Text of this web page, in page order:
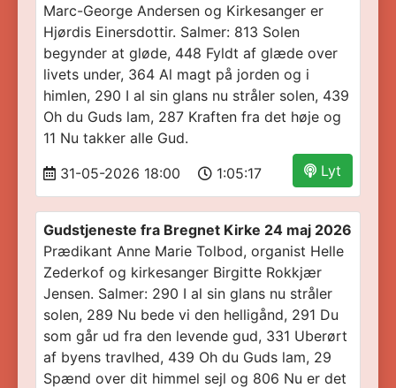
Marc-George Andersen og Kirkesanger er
Hjørdis Einersdottir. Salmer: 813 Solen
begynder at gløde, 448 Fyldt af glæde over
livets under, 364 Al magt på jorden og i
himlen, 290 I al sin glans nu stråler solen, 439
Oh du Guds lam, 287 Kraften fra det høje og
11 Nu takker alle Gud.
Lyt
31-05-2026 18:00 1:05:17
Gudstjeneste fra Bregnet Kirke 24 maj 2026
Prædikant Anne Marie Tolbod, organist Helle
Zederkof og kirkesanger Birgitte Rokkjær
Jensen. Salmer: 290 I al sin glans nu stråler
solen, 289 Nu bede vi den helligånd, 291 Du
som går ud fra den levende gud, 331 Uberørt
af byens travlhed, 439 Oh du Guds lam, 29
Spænd over dit himmel sejl og 806 Nu er det